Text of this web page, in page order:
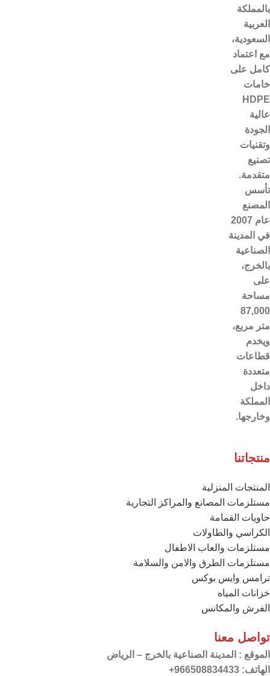
بالمملكة
العربية
السعودية،
مع اعتماد
كامل على
خامات
HDPE
عالية
الجودة
وتقنيات
تصنيع
متقدمة.
تأسس
المصنع
عام 2007
في المدينة
الصناعية
بالخرج،
على
مساحة
87,000
متر مربع،
ويخدم
قطاعات
متعددة
داخل
المملكة
وخارجها.
منتجاتنا
المنتجات المنزلية
مستلزمات المصانع والمراكز التجارية
حاويات القمامة
الكراسي والطاولات
مستلزمات والعاب الاطفال
مستلزمات الطرق والامن والسلامة
ترامس وايس بوكس
خزانات المياه
الفرش والمكانس
تواصل معنا
الموقع : المدينة الصناعية بالخرج – الرياض
الهاتف: 966508834433+